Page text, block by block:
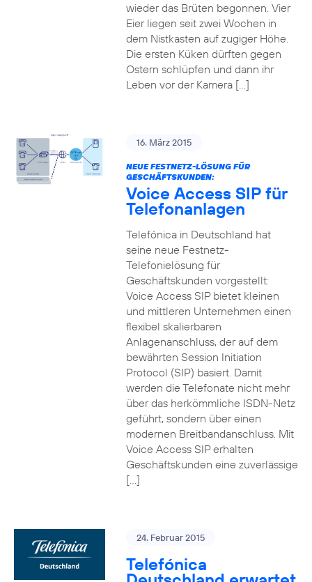
wieder das Brüten begonnen. Vier
Eier liegen seit zwei Wochen in
dem Nistkasten auf zugiger Höhe.
Die ersten Küken dürften gegen
Ostern schlüpfen und dann ihr
Leben vor der Kamera […]
16. März 2015
NEUE FESTNETZ-LÖSUNG FÜR
GESCHÄFTSKUNDEN:
Voice Access SIP für
Telefonanlagen
Telefónica in Deutschland hat
seine neue Festnetz-
Telefonielösung für
Geschäftskunden vorgestellt:
Voice Access SIP bietet kleinen
und mittleren Unternehmen einen
flexibel skalierbaren
Anlagenanschluss, der auf dem
bewährten Session Initiation
Protocol (SIP) basiert. Damit
werden die Telefonate nicht mehr
über das herkömmliche ISDN-Netz
geführt, sondern über einen
modernen Breitbandanschluss. Mit
Voice Access SIP erhalten
Geschäftskunden eine zuverlässige
[…]
24. Februar 2015
Telefónica